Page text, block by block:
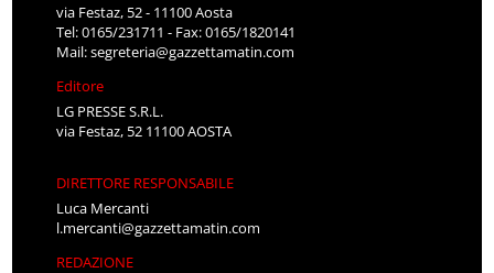
via Festaz, 52 - 11100 Aosta
Tel: 0165/231711 - Fax: 0165/1820141
Mail:segreteria@gazzettamatin.com
Editore
LG PRESSE S.R.L.
via Festaz, 52 11100 AOSTA
DIRETTORE RESPONSABILE
Luca Mercanti
l.mercanti@gazzettamatin.com
REDAZIONE